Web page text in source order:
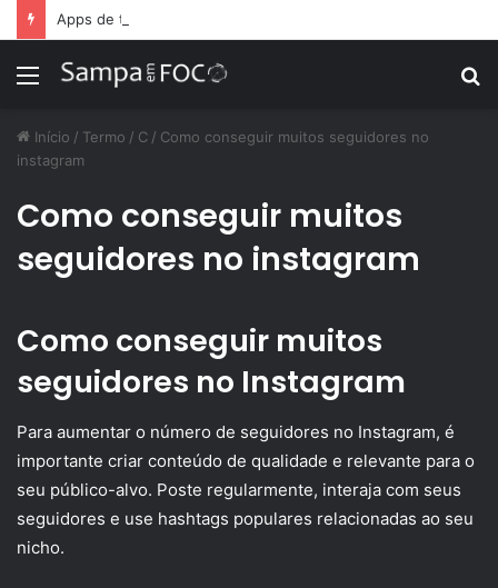
Menu
Início / Termo / C / Como conseguir muitos seguidores no
instagram
Como conseguir muitos
seguidores no instagram
Como conseguir muitos
seguidores no Instagram
Para aumentar o número de seguidores no Instagram, é
importante criar conteúdo de qualidade e relevante para o
seu público-alvo. Poste regularmente, interaja com seus
seguidores e use hashtags populares relacionadas ao seu
nicho.